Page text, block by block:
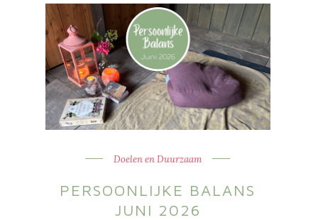
Doelen en Duurzaam
PERSOONLIJKE BALANS
JUNI 2026